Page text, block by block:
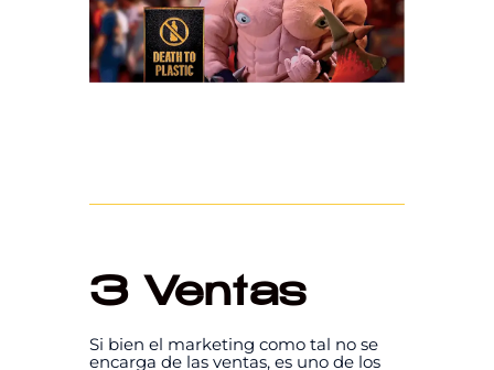
3 Ventas
Si bien el marketing como tal no se
encarga de las ventas, es uno de los